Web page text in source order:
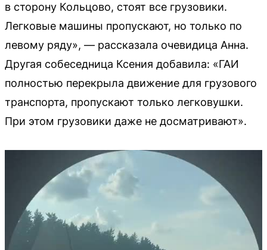
в сторону Кольцово, стоят все грузовики.
Легковые машины пропускают, но только по
левому ряду», — рассказала очевидица Анна.
Другая собеседница Ксения добавила: «ГАИ
полностью перекрыла движение для грузового
транспорта, пропускают только легковушки.
При этом грузовики даже не досматривают».